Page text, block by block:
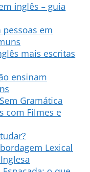
inglês – guia
em
mais escritas
ensinam
Gramática
com Filmes e
Lexical